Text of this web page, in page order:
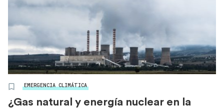
EMERGENCIA CLIMÁTICA
¿Gas natural y energía nuclear en la